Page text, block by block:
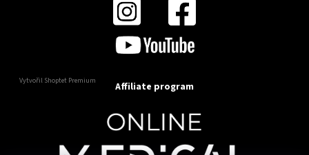
Vytvořil Shoptet Premium Affiliate program